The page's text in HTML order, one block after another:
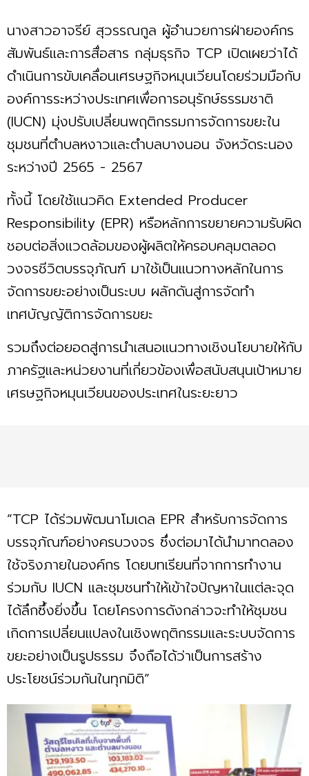
นางสาวอาจรีย์ สุวรรณกูล ผู้อำนวยการฝ่ายองค์กร
สัมพันธ์และการสื่อสาร กลุ่มธุรกิจ TCP เปิดเผยว่าได้
ดำเนินการขับเคลื่อนเศรษฐกิจหมุนเวียนโดยร่วมมือกับ
องค์การระหว่างประเทศเพื่อการอนุรักษ์ธรรมชาติ
(IUCN) มุ่งปรับเปลี่ยนพฤติกรรมการจัดการขยะใน
ชุมชนที่ตำบลหงาวและตำบลบางนอน จังหวัดระนอง
ระหว่างปี 2565 - 2567
ทั้งนี้ โดยใช้แนวคิด Extended Producer
Responsibility (EPR) หรือหลักการขยายความรับผิด
ชอบต่อสิ่งแวดล้อมของผู้ผลิตให้ครอบคลุมตลอด
วงจรชีวิตบรรจุภัณฑ์ มาใช้เป็นแนวทางหลักในการ
จัดการขยะอย่างเป็นระบบ ผลักดันสู่การจัดทำ
เทศบัญญัติการจัดการขยะ
รวมถึงต่อยอดสู่การนำเสนอแนวทางเชิงนโยบายให้กับ
ภาครัฐและหน่วยงานที่เกี่ยวข้องเพื่อสนับสนุนเป้าหมาย
เศรษฐกิจหมุนเวียนของประเทศในระยะยาว
”TCP ได้ร่วมพัฒนาโมเดล EPR สำหรับการจัดการ
บรรจุภัณฑ์อย่างครบวงจร ซึ่งต่อมาได้นำมาทดลอง
ใช้จริงภายในองค์กร โดยบทเรียนที่จากการทำงาน
ร่วมกับ IUCN และชุมชนทำให้เข้าใจปัญหาในแต่ละจุด
ได้ลึกซึ้งยิ่งขึ้น โดยโครงการดังกล่าวจะทำให้ชุมชน
เกิดการเปลี่ยนแปลงในเชิงพฤติกรรมและระบบจัดการ
ขยะอย่างเป็นรูปธรรม จึงถือได้ว่าเป็นการสร้าง
ประโยชน์ร่วมกันในทุกมิติ”